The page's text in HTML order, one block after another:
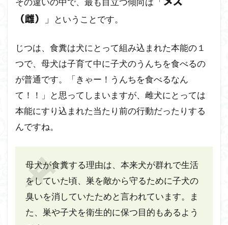
（雌）
」 ということです。
じつは、食糞は犬にとって組み込まれた本能の１
つで、母犬は子育て中に子犬のうんちを食べるの
が普通です。「きゃー！うんちを食べるなん
て！！」と思ってしまいますが、雌犬にとっては
本能にすり込まれた当たり前の行動だったりする
んですね。
母犬が食糞する理由は、本来犬が群れで生活
をしていた頃、巣を敵から守るために子犬の
臭いを消していたためと言われています。ま
た、巣や子犬を衛生的に保つ目的もあるよう